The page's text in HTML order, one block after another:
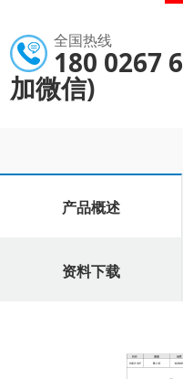
全国热线
180 0267
加微信)
产品概述
资料下载